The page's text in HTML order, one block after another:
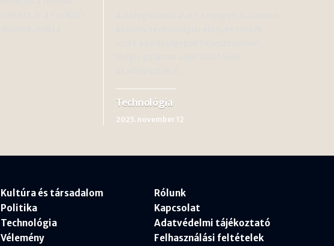
Technológia
2025. november 12
Kultúra és társadalom
Politika
Technológia
Vélemény
Rólunk
Kapcsolat
Adatvédelmi tájékoztató
Felhasználási feltételek